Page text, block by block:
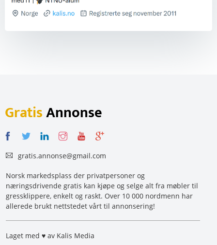
GratisAnnonse
gratis.annonse@gmail.com
Norsk markedsplass der privatpersoner og
næringsdrivende gratis kan kjøpe og selge alt fra møbler til
gressklippere, enkelt og raskt. Over 10 000 nordmenn har
allerede brukt nettstedet vårt til annonsering!
Laget med ♥ av Kalis Media